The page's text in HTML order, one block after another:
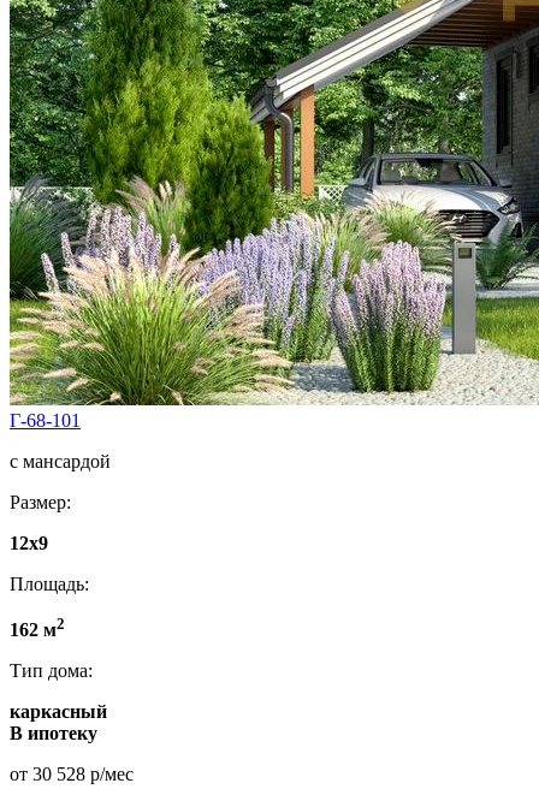
Г-68-101
с мансардой
Размер:
12x9
Площадь:
162 м2
Тип дома:
каркасный
В ипотеку
от 30 528 р/мес